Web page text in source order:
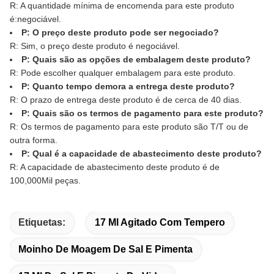
R: A quantidade mínima de encomenda para este produto
é:negociável.
P: O preço deste produto pode ser negociado?
R: Sim, o preço deste produto é negociável.
P: Quais são as opções de embalagem deste produto?
R: Pode escolher qualquer embalagem para este produto.
P: Quanto tempo demora a entrega deste produto?
R: O prazo de entrega deste produto é de cerca de 40 dias.
P: Quais são os termos de pagamento para este produto?
R: Os termos de pagamento para este produto são T/T ou de
outra forma.
P: Qual é a capacidade de abastecimento deste produto?
R: A capacidade de abastecimento deste produto é de
100,000Mil peças.
Etiquetas: 17 Ml Agitado Com Tempero
Moinho De Moagem De Sal E Pimenta